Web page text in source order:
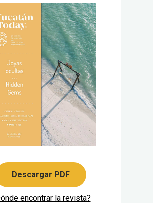
Descargar PDF
encontrar la revista?